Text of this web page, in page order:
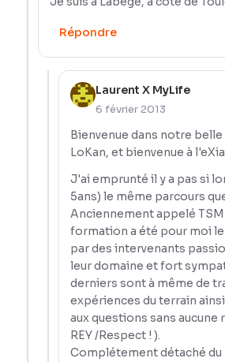
Répondre
Laurent X MyLife
6 février 2013
Bienvenue dans notre
LoKan, et bienvenue à
J'ai emprunté il y a pas si
5ans) le même parcours
Anciennement appelé
formation a été pour moi
par des intervenants
leur domaine et fort
derniers sont à même de
expériences du terrain
aux questions sans aucune
REY /Respect ! ).
Complétement détaché